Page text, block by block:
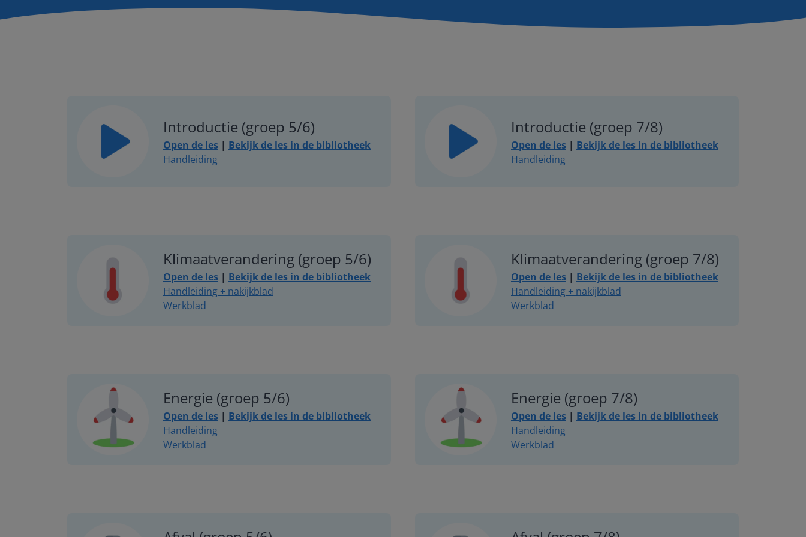
Introductie (groep 5/6)
Open de les | Bekijk de les in de bibliotheek
Handleiding
Introductie (groep 7/8)
Open de les | Bekijkde les in de bibliotheek
Handleiding
Klimaatverandering (groep 5/6)
Open de les | Bekijk de les in de bibliotheek
Handleiding + nakijkblad
Werkblad
Klimaatverandering (groep 7/8)
Open de les | Bekijk de les in de bibliotheek
Handleiding + nakijkblad
Werkblad
Energie (groep 5/6)
Open de les | Bekijk de les in de bibliotheek
Handleiding
Werkblad
Energie (groep 7/8)
Open de les | Bekijk de les in de bibliotheek
Handleiding
Werkblad